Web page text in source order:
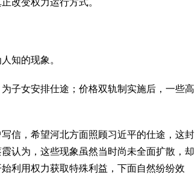
变权力运行方式。
知的现象。
女安排仕途；价格双轨制实施后，一些高
，希望河北方面照顾习近平的仕途，这封
认为，这些现象虽然当时尚未全面扩散，却
利用权力获取特殊利益，下面自然纷纷效